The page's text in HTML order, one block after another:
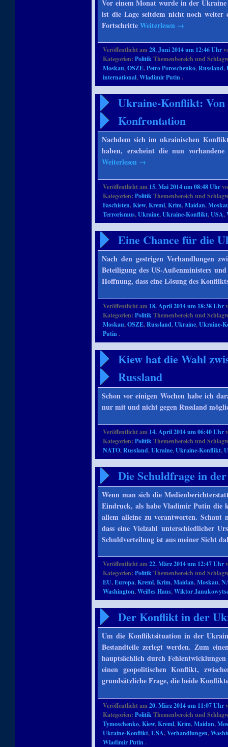
Vor einem Monat wurde in der
ist die Lage seitdem nicht noch weiter
FortschritteWeiterlesen →
Veröffentlicht am28. Juni 2014 um 12:46 Uhr
Kategorien:PolitikThemenbereich und
Moskau,OSZE,Petro Poroschenko,Russland,
international,Wladimir Putin.
Ukraine-Konflikt:
Konfrontation
Nachdem sich im ukrainischen
haben, erscheint die nun
Weiterlesen →
Veröffentlicht am 15. Mai 2014 um 08:48 Uhr
Kategorien:PolitikThemenbereich und
Faschisten,Kiew,Kreml,Krim,Maidan,
Terrorismus,Ukraine,Ukraine-Konflikt,USA,
Eine Chance für die
Nach den gestrigen Verhandlungen
Beteiligung des US-Außenministers
Hoffnung, dass eine Lösung des
Veröffentlicht am 18. April 2014 um 18:38 Uhr
Kategorien:PolitikThemenbereich und
Moskau,OSZE,Russland,Ukraine,Ukraine-
Putin.
Kiew hat die Wahl
Russland
Schon vor einigen Wochen habe ich
nur mit und nicht gegen Russland
Veröffentlicht am 14. April 2014 um 06:40 Uhr
Kategorien:PolitikThemenbereich und
NATO,Russland,Ukraine,Ukraine-Konflikt,
Die Schuldfrage in
Wenn man sich die
Eindruck, als habe Vladimir Putin die
allem alleine zu verantworten. Schaut
dass eine Vielzahl unterschiedlicher
Schuldverteilung ist aus meiner Sicht
Veröffentlicht am22. März 2014 um 12:47 Uhr
Kategorien:PolitikThemenbereich und
EU,Europa,Kreml,Krim,Maidan,Moskau,
Washington,Weißes Haus,Wiktor
Der Konflikt in der
Um die Konfliktsituation in der
Bestandteile zerlegt werden. Zum
hauptsächlich durch
einen geopolitischen Konflikt,
grundsätzliche Frage, die beide
Veröffentlicht am20. März 2014 um 11:07 Uhr
Kategorien:PolitikThemenbereich und
Tymoschenko,Kiew,Kreml,Krim,Maidan,
Ukraine-Konflikt,USA,Verhandlungen,
Wladimir Putin.